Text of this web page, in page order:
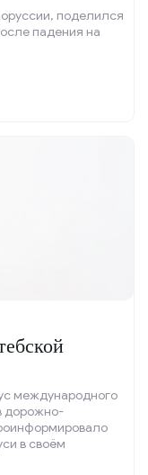
поделился
падения на
международного
дорожно-
в своём